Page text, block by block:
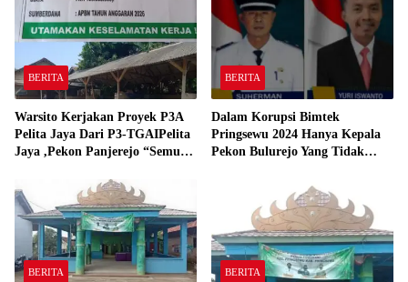
BERITA
Warsito Kerjakan Proyek P3A
Pelita Jaya Dari P3-TGAIPelita
Jaya ,Pekon Panjerejo “Semua
BERITA
Dalam Korupsi Bimtek
Pringsewu 2024 Hanya Kepala
Pekon Bulurejo Yang Tidak
BERITA BERITA